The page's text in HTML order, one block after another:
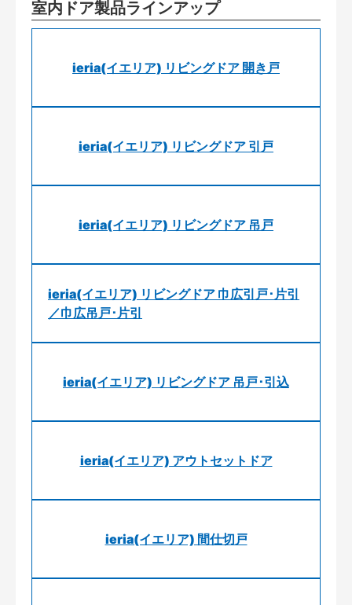
室内ドア製品ラインアップ
ieria(イエリア) リビングドア 開き戸
ieria(イエリア) リビングドア 引戸
ieria(イエリア) リビングドア 吊戸
ieria(イエリア) リビングドア 巾広引戸･片引
／巾広吊戸･片引
ieria(イエリア) リビングドア 吊戸･引込
ieria(イエリア) アウトセットドア
ieria(イエリア) 間仕切戸